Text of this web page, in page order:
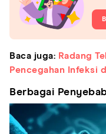
Baca juga: Radang
Pencegahan Infeksi
Berbagai